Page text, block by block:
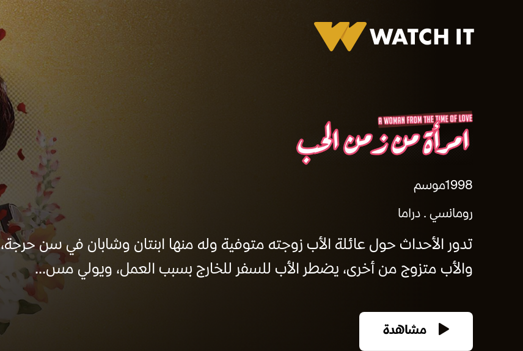
1998موسم
رومانسي دراما
تدور الأحداث حول عائلة الأب زوجته متوفية وله منها ابنتان وشابان في سن حرجة،
والأب متزوج من أخرى، يضطر الأب للسفر للخارج بسبب العمل، ويولي مس...
مشاهدة